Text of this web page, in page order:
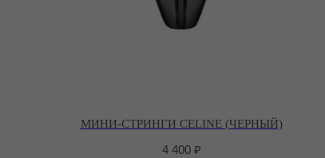
МИНИ-СТРИНГИ CELINE (ЧЕРНЫЙ)
4 400 ₽